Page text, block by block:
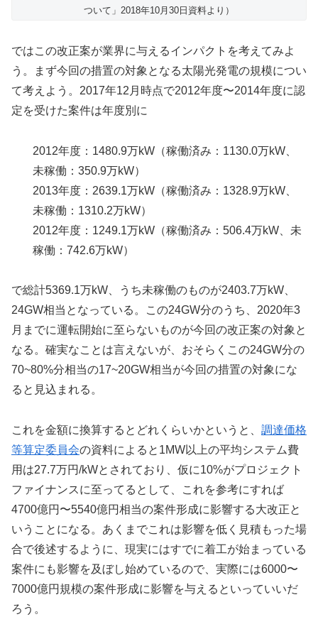
ついて」2018年10月30日資料より）
ではこの改正案が業界に与えるインパクトを考えてみよ
う。まず今回の措置の対象となる太陽光発電の規模につい
て考えよう。2017年12月時点で2012年度〜2014年度に認
定を受けた案件は年度別に
2012年度：1480.9万kW（稼働済み：1130.0万kW、
未稼働：350.9万kW）
2013年度：2639.1万kW（稼働済み：1328.9万kW、
未稼働：1310.2万kW）
2012年度：1249.1万kW（稼働済み：506.4万kW、未
稼働：742.6万kW）
で総計5369.1万kW、うち未稼働のものが2403.7万kW、
24GW相当となっている。この24GW分のうち、2020年3
月までに運転開始に至らないものが今回の改正案の対象と
なる。確実なことは言えないが、おそらくこの24GW分の
70~80%分相当の17~20GW相当が今回の措置の対象にな
ると見込まれる。
これを金額に換算するとどれくらいかというと、 調達価格
等算定委員会の資料によると1MW以上の平均システム費
用は27.7万円/kWとされており、仮に10%がプロジェクト
ファイナンスに至ってるとして、これを参考にすれば
4700億円〜5540億円相当の案件形成に影響する大改正と
いうことになる。あくまでこれは影響を低く見積もった場
合で後述するように、現実にはすでに着工が始まっている
案件にも影響を及ぼし始めているので、実際には6000〜
7000億円規模の案件形成に影響を与えるといっていいだ
ろう。